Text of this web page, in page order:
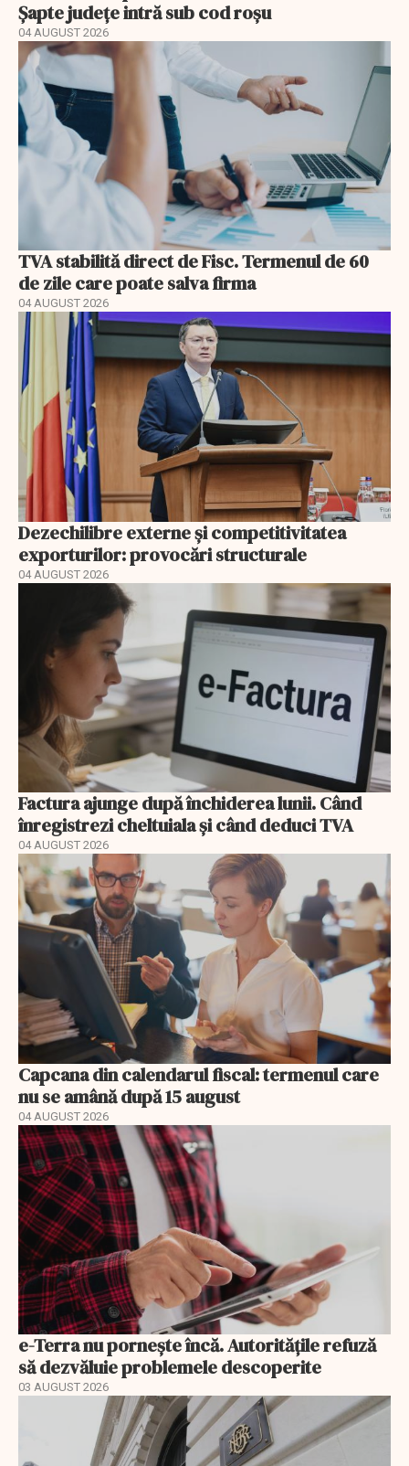
Șapte județe intră sub cod roșu
04 AUGUST 2026
TVA stabilită direct de Fisc. Termenul de 60
de zile care poate salva firma
04 AUGUST 2026
Dezechilibre externe și competitivitatea
exporturilor: provocări structurale
04 AUGUST 2026
Factura ajunge după închiderea lunii. Când
înregistrezi cheltuiala și când deduci TVA
04 AUGUST 2026
Capcana din calendarul fiscal: termenul care
nu se amână după 15 august
04 AUGUST 2026
e-Terra nu pornește încă. Autoritățile refuză
să dezvăluie problemele descoperite
03 AUGUST 2026